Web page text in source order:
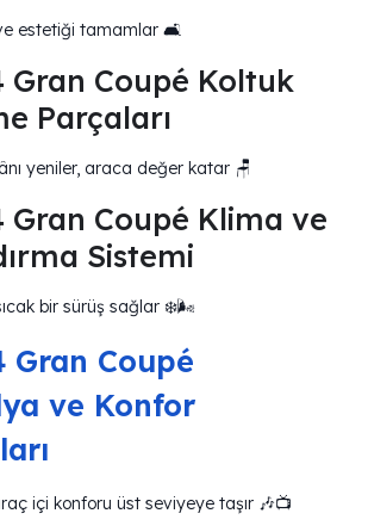
estetiği tamamlar 🛋️
Gran Coupé Koltuk
Parçaları
yeniler, araca değer katar 🪑
Gran Coupé Klima ve
Sistemi
sıcak bir sürüş sağlar ❄️🌬️
Gran Coupé
ve Konfor
içi konforu üst seviyeye taşır 🎶📺